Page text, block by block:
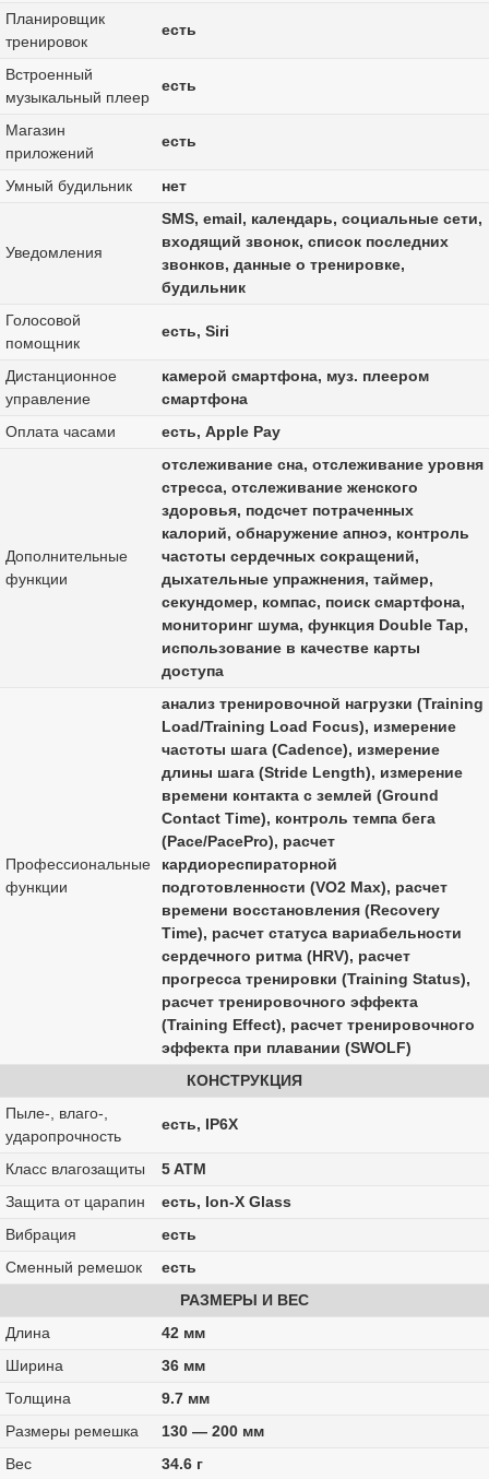
Планировщик
тренировок
есть
Встроенный
музыкальный плеер
есть
Магазин
приложений
есть
Умный будильник нет
Уведомления
SMS, email, календарь, социальные сети,
входящий звонок, список последних
звонков, данные о тренировке,
будильник
Голосовой
помощник
есть, Siri
Дистанционное
управление
камерой смартфона, муз. плеером
смартфона
Оплата часами
есть, Apple Pay
Дополнительные
функции
отслеживание сна, отслеживание уровня
стресса, отслеживание женского
здоровья, подсчет потраченных
калорий, обнаружение апноэ, контроль
частоты сердечных сокращений,
дыхательные упражнения, таймер,
секундомер, компас, поиск смартфона,
мониторинг шума, функция Double Tap,
использование в качестве карты
доступа
Профессиональные
функции
анализ тренировочной нагрузки (Training
Load/Training Load Focus), измерение
частоты шага (Cadence), измерение
длины шага (Stride Length), измерение
времени контакта с землей (Ground
Contact Time), контроль темпа бега
(Pace/PacePro), расчет
кардиореспираторной
подготовленности (VO2 Max), расчет
времени восстановления (Recovery
Time), расчет статуса вариабельности
сердечного ритма (HRV), расчет
прогресса тренировки (Training Status),
расчет тренировочного эффекта
(Training Effect), расчет тренировочного
эффекта при плавании (SWOLF)
КОНСТРУКЦИЯ
Пыле-, влаго-,
ударопрочность
есть, IP6X
Класс влагозащиты
5 ATM
Защита от царапин
есть, Ion-X Glass
Вибрация
есть
Сменный ремешок
есть
РАЗМЕРЫ И ВЕС
Длина
42 мм
Ширина
36 мм
Толщина
9.7 мм
Размеры ремешка
130 — 200 мм
Вес
34.6 г